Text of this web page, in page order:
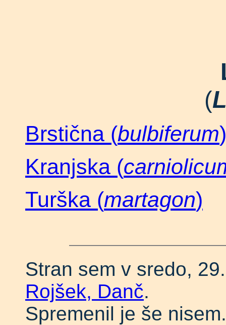
(
Brstična (bulbiferum)
Kranjska (
Turška (martagon)
Stran sem v sredo,
Rojšek, Danč.
Spremenil je še nisem.